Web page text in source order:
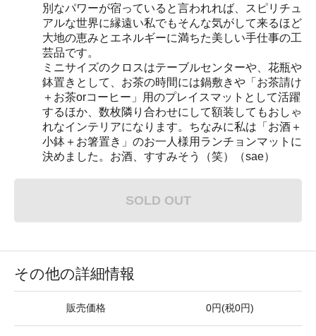
別なパワーが宿っていると言われれば、スピリチュ
アルな世界に縁遠い私でもそんな気がして来るほど
大地の恵みとエネルギーに満ちた美しい手仕事の工
芸品です。
ミニサイズのクロスはテーブルセンターや、花瓶や
鉢置きとして、お茶の時間には鍋敷きや「お茶請け
＋お茶orコーヒー」用のプレイスマットとして活躍
するほか、数枚隣り合わせにして額装してもおしゃ
れなインテリアになります。ちなみに私は「お酒＋
小鉢＋お箸置き」のお一人様用ランチョンマットに
決めました。お酒、すすみそう（笑）（sae）
SOLD OUT
その他の詳細情報
販売価格 0円(税0円)